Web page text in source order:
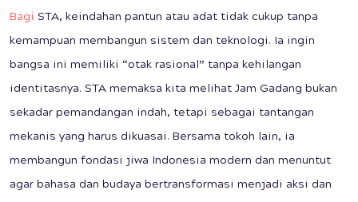
Bagi STA, keindahan pantun atau adat tidak cukup tanpa
kemampuan membangun sistem dan teknologi. Ia ingin
bangsa ini memiliki “otak rasional” tanpa kehilangan
identitasnya. STA memaksa kita melihat Jam Gadang bukan
sekadar pemandangan indah, tetapi sebagai tantangan
mekanis yang harus dikuasai. Bersama tokoh lain, ia
membangun fondasi jiwa Indonesia modern dan menuntut
agar bahasa dan budaya bertransformasi menjadi aksi dan